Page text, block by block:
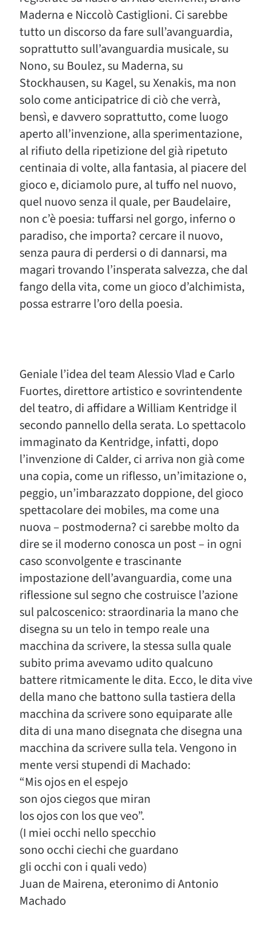
Maderna e Niccolò Castiglioni. Ci sarebbe
tutto un discorso da fare sull’avanguardia,
soprattutto sull’avanguardia musicale, su
Nono, su Boulez, su Maderna, su
Stockhausen, su Kagel, su Xenakis, ma non
solo come anticipatrice di ciò che verrà,
bensì, e davvero soprattutto, come luogo
aperto all’invenzione, alla sperimentazione,
al rifiuto della ripetizione del già ripetuto
centinaia di volte, alla fantasia, al piacere del
gioco e, diciamolo pure, al tuffo nel nuovo,
quel nuovo senza il quale, per Baudelaire,
non c’è poesia: tuffarsi nel gorgo, inferno o
paradiso, che importa? cercare il nuovo,
senza paura di perdersi o di dannarsi, ma
magari trovando l’insperata salvezza, che dal
fango della vita, come un gioco d’alchimista,
possa estrarre l’oro della poesia.
Geniale l’idea del team Alessio Vlad e Carlo
Fuortes, direttore artistico e sovrintendente
del teatro, di affidare a William Kentridge il
secondo pannello della serata. Lo spettacolo
immaginato da Kentridge, infatti, dopo
l’invenzione di Calder, ci arriva non già come
una copia, come un riflesso, un’imitazione o,
peggio, un’imbarazzato doppione, del gioco
spettacolare dei mobiles, ma come una
nuova – postmoderna? ci sarebbe molto da
dire se il moderno conosca un post – in ogni
caso sconvolgente e trascinante
impostazione dell’avanguardia, come una
riflessione sul segno che costruisce l’azione
sul palcoscenico: straordinaria la mano che
disegna su un telo in tempo reale una
macchina da scrivere, la stessa sulla quale
subito prima avevamo udito qualcuno
battere ritmicamente le dita. Ecco, le dita vive
della mano che battono sulla tastiera della
macchina da scrivere sono equiparate alle
dita di una mano disegnata che disegna una
macchina da scrivere sulla tela. Vengono in
mente versi stupendi di Machado:
“Mis ojos en el espejo
son ojos ciegos que miran
los ojos con los que veo”.
(I miei occhi nello specchio
sono occhi ciechi che guardano
gli occhi con i quali vedo)
Juan de Mairena, eteronimo di Antonio
Machado